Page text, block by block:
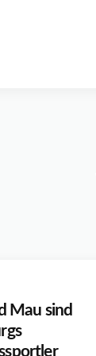
Mau sind